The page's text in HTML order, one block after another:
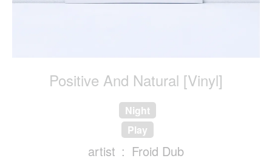
Positive And Natural [Vinyl]
Night
Play
artist
Froid Dub